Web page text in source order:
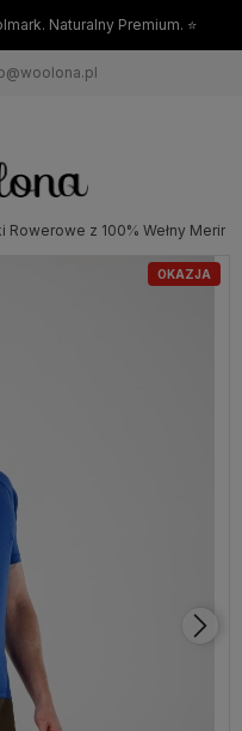
Naturalny Premium. ⭐
z 100% Wełny Merino
OKAZJA